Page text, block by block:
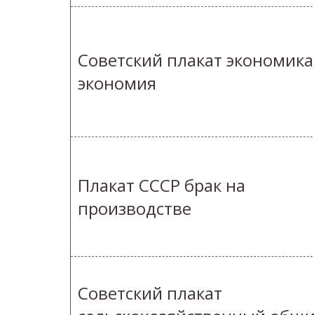
Советский плакат
экономия
Плакат СССР брак на
производстве
Советский плакат